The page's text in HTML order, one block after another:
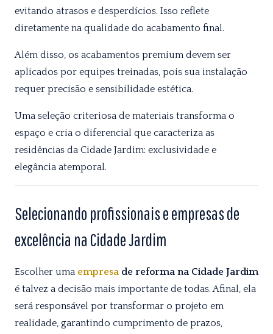
evitando atrasos e desperdícios. Isso reflete
diretamente na qualidade do acabamento final.
Além disso, os acabamentos premium devem ser
aplicados por equipes treinadas, pois sua instalação
requer precisão e sensibilidade estética.
Uma seleção criteriosa de materiais transforma o
espaço e cria o diferencial que caracteriza as
residências da Cidade Jardim: exclusividade e
elegância atemporal.
Selecionando profissionais e empresas de
excelência na Cidade Jardim
Escolher uma empresa de reforma na Cidade Jardim
é talvez a decisão mais importante de todas. Afinal, ela
será responsável por transformar o projeto em
realidade, garantindo cumprimento de prazos,